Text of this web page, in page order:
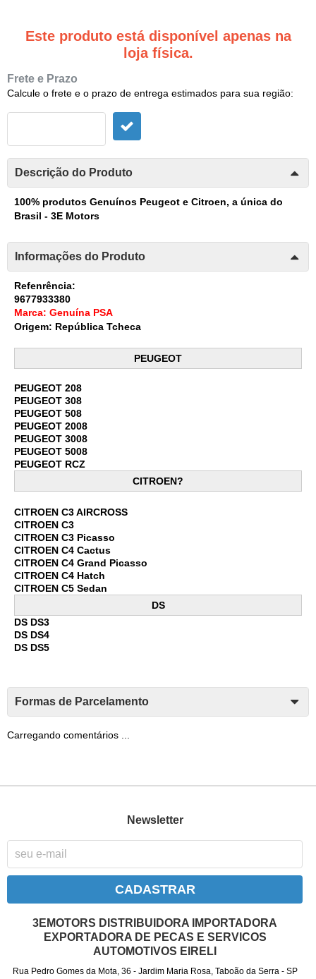
Este produto está disponível apenas na
loja física.
Frete e Prazo
Calcule o frete e o prazo de entrega estimados para sua região:
Descrição do Produto
100% produtos Genuínos Peugeot e Citroen, a única do
Brasil - 3E Motors
Informações do Produto
Refenrência:
9677933380
Marca: Genuína PSA
Origem: República Tcheca
PEUGEOT
PEUGEOT 208
PEUGEOT 308
PEUGEOT 508
PEUGEOT 2008
PEUGEOT 3008
PEUGEOT 5008
PEUGEOT RCZ
CITROEN?
CITROEN C3 AIRCROSS
CITROEN C3
CITROEN C3 Picasso
CITROEN C4 Cactus
CITROEN C4 Grand Picasso
CITROEN C4 Hatch
CITROEN C5 Sedan
DS
DS DS3
DS DS4
DS DS5
Formas de Parcelamento
Carregando comentários ...
Newsletter
CADASTRAR
3EMOTORS DISTRIBUIDORA IMPORTADORA
EXPORTADORA DE PECAS E SERVICOS
AUTOMOTIVOS EIRELI
Rua Pedro Gomes da Mota, 36 - Jardim Maria Rosa, Taboão da Serra- SP